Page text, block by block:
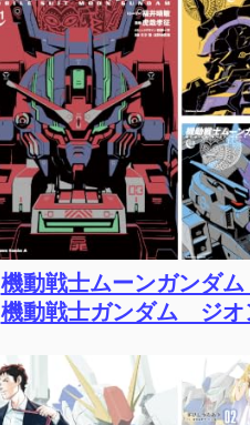
機動戦士ムーンガンダ
機動戦士ガンダム ジ